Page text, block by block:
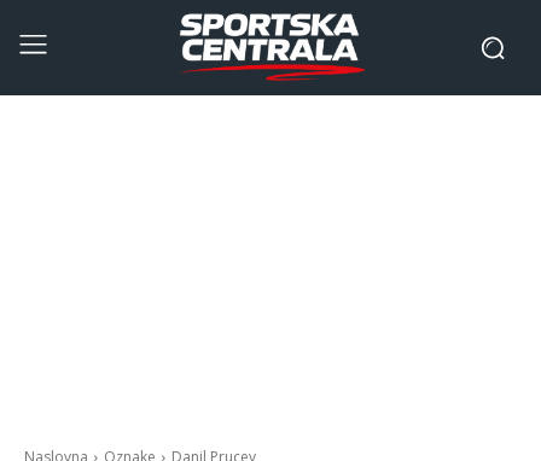
Naslovna Oznake Danil Prucev